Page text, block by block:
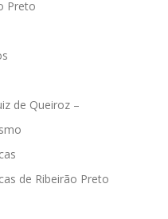
Preto
de Queiroz –
de Ribeirão Preto